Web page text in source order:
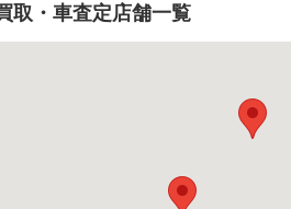
取・車査定店舗一覧